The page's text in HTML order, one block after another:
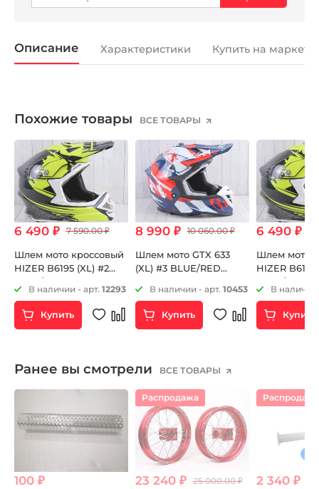
Описание Характеристики Купить на
Похожие товары ВСЕ ТОВАРЫ
6 490 ₽ 7 590.00 ₽
Шлем мото кроссовый
HIZER B6195 (XL) #2
black/yellow
В наличии - арт. 12293
Купить
8 990 ₽ 10 060.00 ₽
Шлем мото GTX 633
(XL) #3 BLUE/RED
В наличии - арт. 10453
Купить
6 490 ₽
Шлем мото
HIZER
black/yellow
В наличии
Купить
Ранее вы смотрели ВСЕ ТОВАРЫ
100 ₽
Распродажа
23 240 ₽ 25 000.00 ₽
Распродажа
2 340 ₽